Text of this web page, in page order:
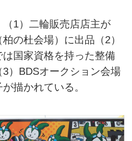
（1）二輪販売店店主が
の杜会場）に出品（2）
国家資格を持った整備
）BDSオークション会場
描かれている。